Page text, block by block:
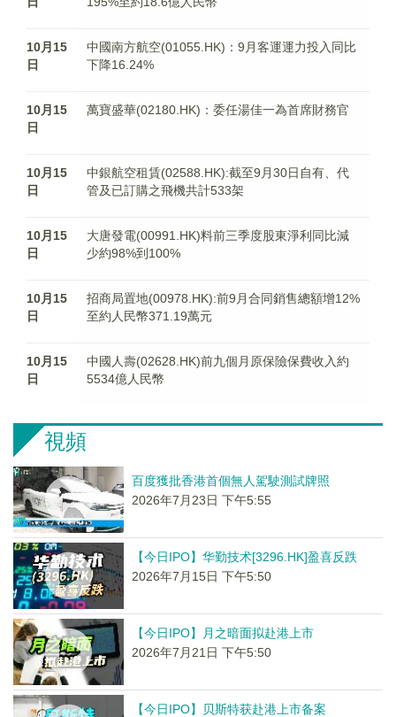
10月15
日
中國南方航空(01055.HK)：9月客運運力投入同比
下降16.24%
10月15
日
萬寶盛華(02180.HK)：委任湯佳一為首席財務官
10月15
日
中銀航空租賃(02588.HK):截至9月30日自有、代
管及已訂購之飛機共計533架
10月15
日
大唐發電(00991.HK)料前三季度股東淨利同比減
少約98%到100%
10月15
日
招商局置地(00978.HK):前9月合同銷售總額增12%
至約人民幣371.19萬元
10月15
日
中國人壽(02628.HK)前九個月原保險保費收入約
5534億人民幣
視頻
百度獲批香港首個無人駕駛測試牌照
2026年7月23日 下午5:55
【今日IPO】华勤技术[3296.HK]盈喜反跌
2026年7月15日 下午5:50
【今日IPO】月之暗面拟赴港上市
2026年7月21日 下午5:50
【今日IPO】贝斯特获赴港上市备案